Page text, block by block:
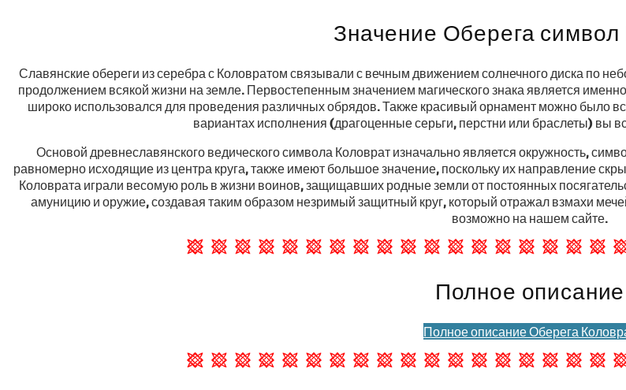
Значение Оберега символ
Славянские обереги из серебра с Коловратом связывали с вечным движением солнечного диска по
продолжением всякой жизни на земле. Первостепенным значением магического знака является
широко использовался для проведения различных обрядов. Также красивый орнамент можно было
вариантах исполнения (драгоценные серьги, перстни или браслеты) вы
Основой древнеславянского ведического символа Коловрат изначально является окружность,
равномерно исходящие из центра круга, также имеют большое значение, поскольку их направление
Коловрата играли весомую роль в жизни воинов, защищавших родные земли от постоянных
амуницию и оружие, создавая таким образом незримый защитный круг, который отражал взмахи
возможно на нашем сайте.
Полное описание
Полное описание Оберега